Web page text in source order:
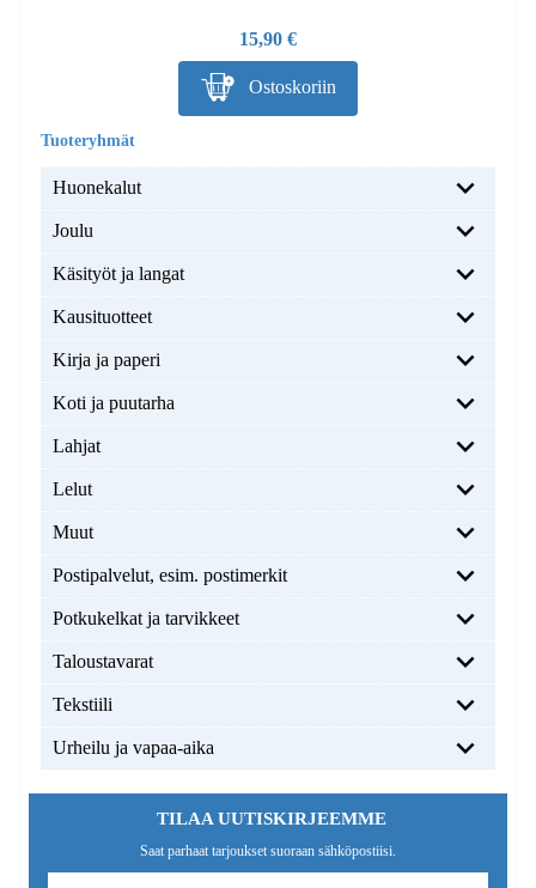
Huonekalut
Joulu
Käsityöt ja langat
Kausituotteet
Kirja ja paperi
Koti ja puutarha
Lahjat
Lelut
Muut
Postipalvelut, esim. postimerkit
Potkukelkat ja tarvikkeet
Taloustavarat
Tekstiili
Urheilu ja vapaa-aika
15,90 €
Ostoskoriin
TILAA UUTISKIRJEEMME
Saat parhaat tarjoukset suoraan sähköpostiisi.